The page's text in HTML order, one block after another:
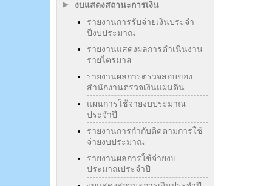
งบแสดงสถานะการเงิน
รายงานการรับจ่ายเงินประจำ
ปีงบประมาณ
รายงานแสดงผลการดำเนินงาน
รายไตรมาส
รายงานผลการตรวจสอบของ
สำนักงานตรวจเงินแผ่นดิน
แผนการใช้จ่ายงบประมาณ
ประจำปี
รายงานการกำกับติดตามการใช้
จ่ายงบประมาณ
รายงานผลการใช้จ่ายงบ
ประมาณประจำปี